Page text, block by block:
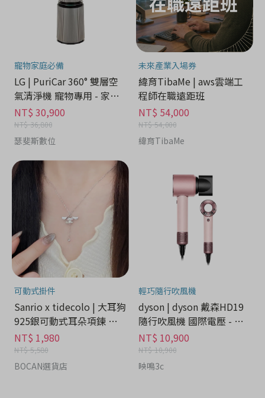
寵物家庭必備
LG | PuriCar 360° 雙層空
氣清淨機 寵物專用 - 家電
分期
NT$ 30,900
NT$ 36,800
瑟斐斯數位
未來產業入場券
緯育TibaMe | aws雲端工
程師在職遠距班
NT$ 54,000
NT$ 54,000
緯育TibaMe
可動式掛件
Sanrio x tidecolo | 大耳狗
925銀可動式耳朵項鍊 禮
盒 - 流行潮牌分期
NT$ 1,980
NT$ 5,580
BOCAN選貨店
輕巧隨行吹風機
dyson | dyson 戴森HD19
隨行吹風機 國際電壓 - 家
電分期
NT$ 10,900
NT$ 10,900
映鳴3c